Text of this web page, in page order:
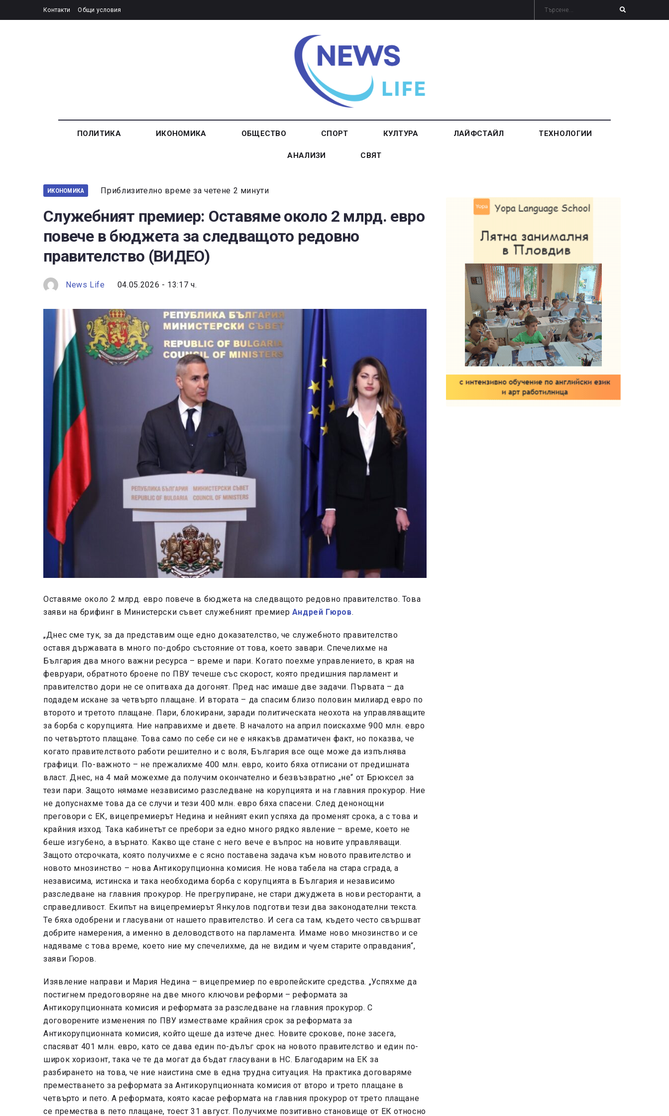
Контакти Общи условия
ПОЛИТИКА ИКОНОМИКА ОБЩЕСТВО СПОРТ КУЛТУРА ЛАЙФСТАЙЛ ТЕХНОЛОГИИ
АНАЛИЗИ СВЯТ
ИКОНОМИКА Приблизително време за четене 2 минути
Служебният премиер: Оставяме около 2 млрд. евро
повече в бюджета за следващото редовно
правителство (ВИДЕО)
News Life 04.05.2026 - 13:17 ч.
Оставяме около 2 млрд. евро повече в бюджета на следващото редовно правителство. Това
заяви на брифинг в Министерски съвет служебният премиер Андрей Гюров.
„Днес сме тук, за да представим още едно доказателство, че служебното правителство
оставя държавата в много по-добро състояние от това, което завари. Спечелихме на
България два много важни ресурса – време и пари. Когато поехме управлението, в края на
февруари, обратното броене по ПВУ течеше със скорост, която предишния парламент и
правителство дори не се опитваха да догонят. Пред нас имаше две задачи. Първата – да
подадем искане за четвърто плащане. И втората – да спасим близо половин милиард евро по
второто и третото плащане. Пари, блокирани, заради политическата неохота на управляващите
за борба с корупцията. Ние направихме и двете. В началото на април поискахме 900 млн. евро
по четвъртото плащане. Това само по себе си не е някакъв драматичен факт, но показва, че
когато правителството работи решително и с воля, България все още може да изпълнява
графици. По-важното – не прежалихме 400 млн. евро, които бяха отписани от предишната
власт. Днес, на 4 май можехме да получим окончателно и безвъзвратно „не“ от Брюксел за
тези пари. Защото нямаме независимо разследване на корупцията и на главния прокурор. Ние
не допуснахме това да се случи и тези 400 млн. евро бяха спасени. След денонощни
преговори с ЕК, вицепремиерът Недина и нейният екип успяха да променят срока, а с това и
крайния изход. Така кабинетът се пребори за едно много рядко явление – време, което не
беше изгубено, а върнато. Какво ще стане с него вече е въпрос на новите управляващи.
Защото отсрочката, която получихме е с ясно поставена задача към новото правителство и
новото мнозинство – нова Антикорупционна комисия. Не нова табела на стара сграда, а
независима, истинска и така необходима борба с корупцията в България и независимо
разследване на главния прокурор. Не прегрупиране, не стари джуджета в нови ресторанти, а
справедливост. Екипът на вицепремиерът Янкулов подготви тези два законодателни текста.
Те бяха одобрени и гласувани от нашето правителство. И сега са там, където често свършват
добрите намерения, а именно в деловодството на парламента. Имаме ново мнозинство и се
надяваме с това време, което ние му спечелихме, да не видим и чуем старите оправдания“,
заяви Гюров.
Изявление направи и Мария Недина – вицепремиер по европейските средства. „Успяхме да
постигнем предоговоряне на две много ключови реформи – реформата за
Антикорупционната комисия и реформата за разследване на главния прокурор. С
договорените изменения по ПВУ изместваме крайния срок за реформата за
Антикорупционната комисия, който щеше да изтече днес. Новите срокове, поне засега,
спасяват 401 млн. евро, като се дава един по-дълъг срок на новото правителство и един по-
широк хоризонт, така че те да могат да бъдат гласувани в НС. Благодарим на ЕК за
разбирането на това, че ние наистина сме в една трудна ситуация. На практика договаряме
преместването за реформата за Антикорупционната комисия от второ и трето плащане в
четвърто и пето. А реформата, която касае реформата на главния прокурор от трето плащане
се премества в пето плащане, тоест 31 август. Получихме позитивно становище от ЕК относно